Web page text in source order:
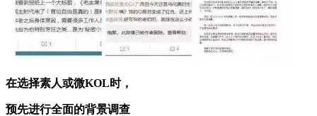
在选择素人或微KOL时，
预先进行全面的背景调查